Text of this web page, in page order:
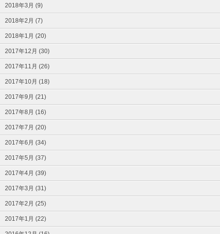
2018年3月 (9)
2018年2月 (7)
2018年1月 (20)
2017年12月 (30)
2017年11月 (26)
2017年10月 (18)
2017年9月 (21)
2017年8月 (16)
2017年7月 (20)
2017年6月 (34)
2017年5月 (37)
2017年4月 (39)
2017年3月 (31)
2017年2月 (25)
2017年1月 (22)